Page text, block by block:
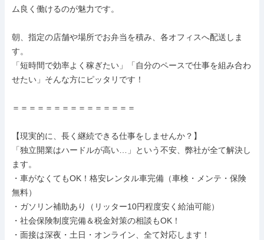
ム良く働けるのが魅力です。
朝、指定の店舗や場所でお弁当を積み、各オフィスへ配送しま
す。
「短時間で効率よく稼ぎたい」「自分のペースで仕事を組み合わ
せたい」そんな方にピッタリです！
＝＝＝＝＝＝＝＝＝＝＝＝＝＝＝
【現実的に、長く継続できる仕事をしませんか？】
「独立開業はハードルが高い…」という不安、弊社が全て解決し
ます。
・車がなくてもOK！格安レンタル車完備（車検・メンテ・保険
無料）
・ガソリン補助あり（リッター10円程度安く給油可能）
・社会保険制度完備＆税金対策の相談もOK！
・面接は深夜・土日・オンライン、全て対応します！